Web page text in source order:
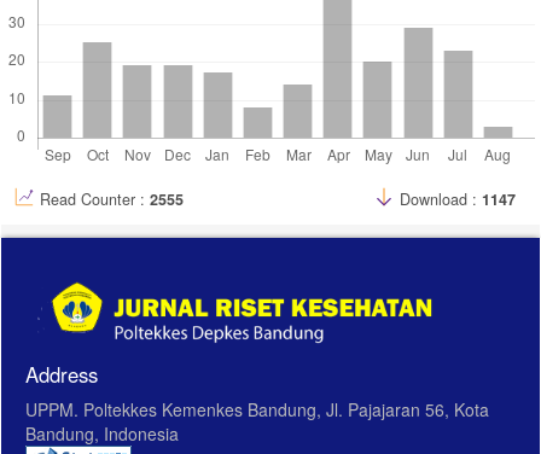
Read Counter : 2555 Download : 1147
Address
UPPM. Poltekkes Kemenkes Bandung, Jl. Pajajaran 56, Kota
Bandung, Indonesia